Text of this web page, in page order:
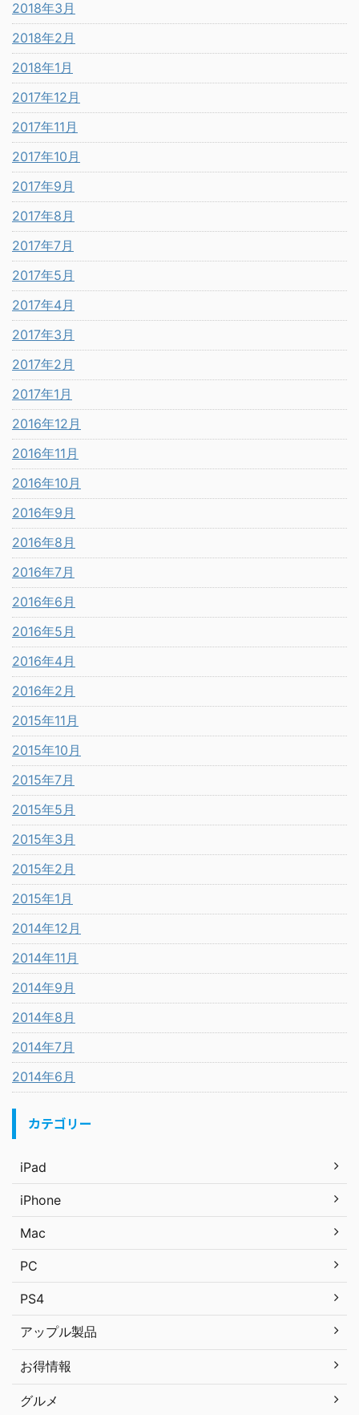
2018年3月
2018年2月
2018年1月
2017年12月
2017年11月
2017年10月
2017年9月
2017年8月
2017年7月
2017年5月
2017年4月
2017年3月
2017年2月
2017年1月
2016年12月
2016年11月
2016年10月
2016年9月
2016年8月
2016年7月
2016年6月
2016年5月
2016年4月
2016年2月
2015年11月
2015年10月
2015年7月
2015年5月
2015年3月
2015年2月
2015年1月
2014年12月
2014年11月
2014年9月
2014年8月
2014年7月
2014年6月
カテゴリー
iPad
iPhone
Mac
PC
PS4
アップル製品
お得情報
グルメ